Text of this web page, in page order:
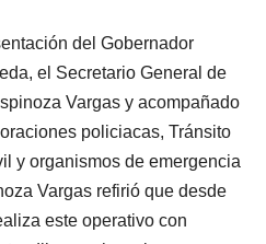
del Gobernador
el Secretario General de
Vargas y acompañado
policiacas, Tránsito
y organismos de emergencia
Vargas refirió que desde
este operativo con